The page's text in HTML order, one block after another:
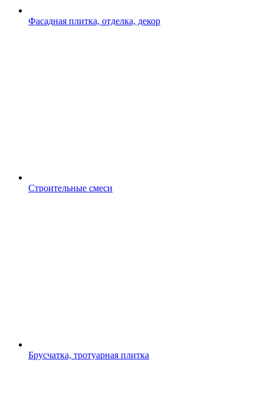
Фасадная плитка, отделка, декор
Строительные смеси
Брусчатка, тротуарная плитка